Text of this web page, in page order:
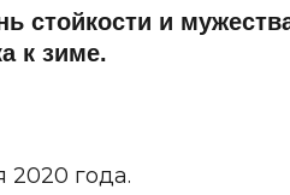
стойкости и
к зиме.
2020 года.